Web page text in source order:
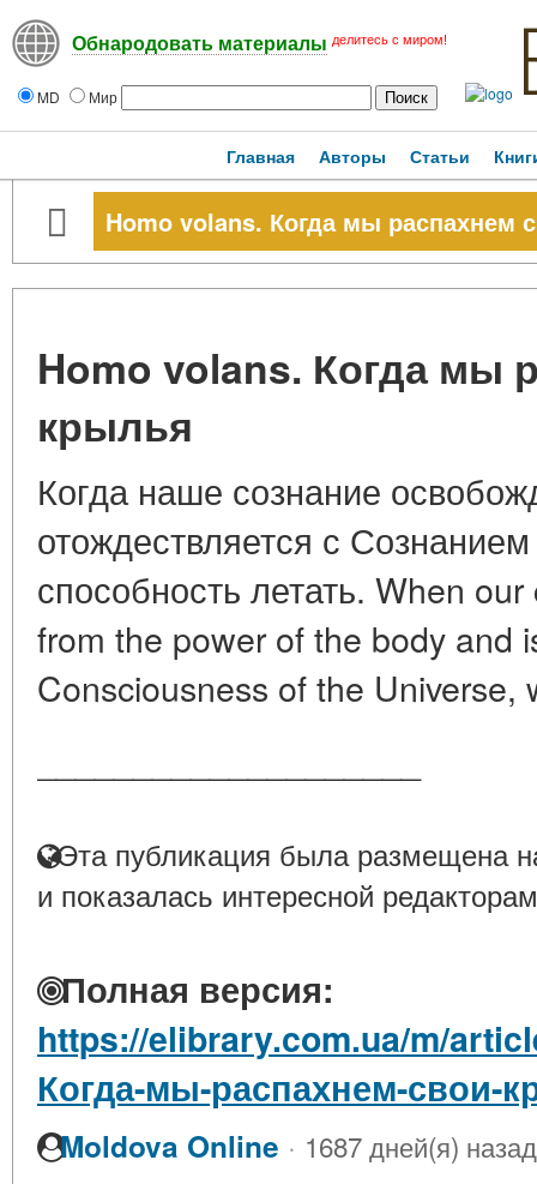
Обнародовать материалы делитесь с миром!
MD Мир
Главная Авторы Статьи
Homo volans. Когда мы распахнем
Homo volans. Когда мы
крылья
Когда наше сознание
отождествляется с
способность летать. When
from the power of the body and
Consciousness of the Universe,
Эта публикация была размещена
и показалась интересной
Полная версия:
https://elibrary.com.ua/m/
Когда-мы-распахнем-свои-
Moldova Online · 1687 дней(я) назад